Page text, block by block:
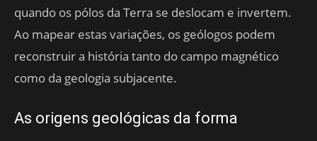
quando os pólos da Terra se deslocam e invertem.
Ao mapear estas variações, os geólogos podem
reconstruir a história tanto do campo magnético
como da geologia subjacente.
As origens geológicas da forma